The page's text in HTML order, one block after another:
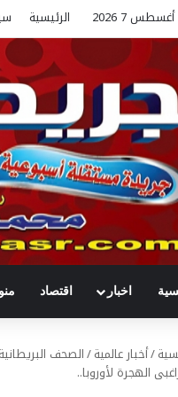
7 2026 الرئيسية
اخبار اقتصاد
/أخبار عالمية/الصحف
الهجرة لأوروبا..